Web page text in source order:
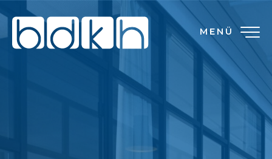
MENÜ